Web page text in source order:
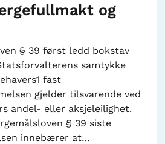
og
§ 39 først ledd bokstav
samtykke
fast
gjelder tilsvarende ved
andel- eller aksjeleilighet.
§ 39 siste
innebærer at…